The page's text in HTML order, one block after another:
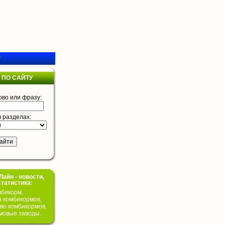
САЙТУ
или фразу:
разделах:
- новости,
комбикормов,
комбикормов,
заводы.